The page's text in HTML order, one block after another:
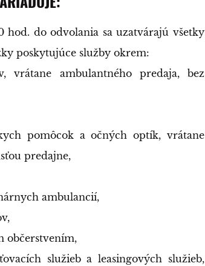
do odvolania sa uzatvárajú všetky
poskytujúce služby okrem:
vrátane ambulantného predaja, bez
pomôcok a očných optík, vrátane
predajne,
ambulancií,
občerstvením,
služieb a leasingových služieb,